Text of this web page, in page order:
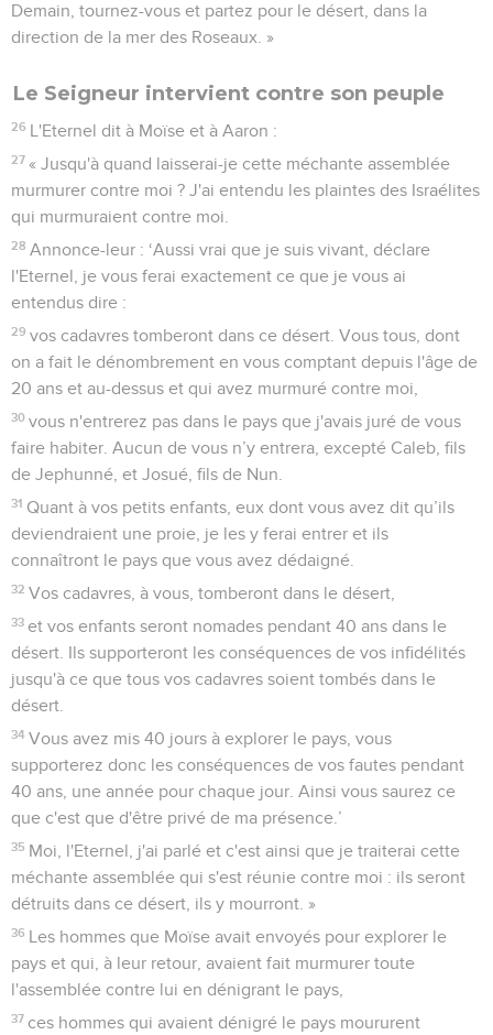
Demain, tournez-vous et partez pour le désert, dans la
direction de la mer des Roseaux. »
Le Seigneur intervient contre son peuple
26 L'Eternel dit à Moïse et à Aaron :
27 « Jusqu'à quand laisserai-je cette méchante assemblée
murmurer contre moi ? J'ai entendu les plaintes des Israélites
qui murmuraient contre moi.
28 Annonce-leur : ‘Aussi vrai que je suis vivant, déclare
l'Eternel, je vous ferai exactement ce que je vous ai
entendus dire :
29 vos cadavres tomberont dans ce désert. Vous tous, dont
on a fait le dénombrement en vous comptant depuis l'âge de
20 ans et au-dessus et qui avez murmuré contre moi,
30 vous n'entrerez pas dans le pays que j'avais juré de vous
faire habiter. Aucun de vous n’y entrera, excepté Caleb, fils
de Jephunné, et Josué, fils de Nun.
31 Quant à vos petits enfants, eux dont vous avez dit qu’ils
deviendraient une proie, je les y ferai entrer et ils
connaîtront le pays que vous avez dédaigné.
32 Vos cadavres, à vous, tomberont dans le désert,
33 et vos enfants seront nomades pendant 40 ans dans le
désert. Ils supporteront les conséquences de vos infidélités
jusqu'à ce que tous vos cadavres soient tombés dans le
désert.
34 Vous avez mis 40 jours à explorer le pays, vous
supporterez donc les conséquences de vos fautes pendant
40 ans, une année pour chaque jour. Ainsi vous saurez ce
que c'est que d'être privé de ma présence.’
35 Moi, l'Eternel, j'ai parlé et c'est ainsi que je traiterai cette
méchante assemblée qui s'est réunie contre moi : ils seront
détruits dans ce désert, ils y mourront. »
36 Les hommes que Moïse avait envoyés pour explorer le
pays et qui, à leur retour, avaient fait murmurer toute
l'assemblée contre lui en dénigrant le pays,
37 ces hommes qui avaient dénigré le pays moururent